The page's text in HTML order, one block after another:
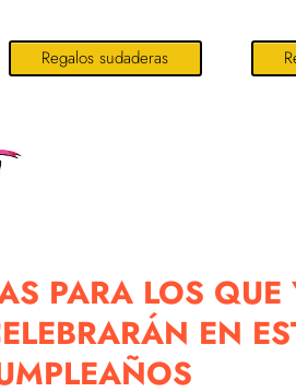
Regalos sudaderas
PARA LOS
EN